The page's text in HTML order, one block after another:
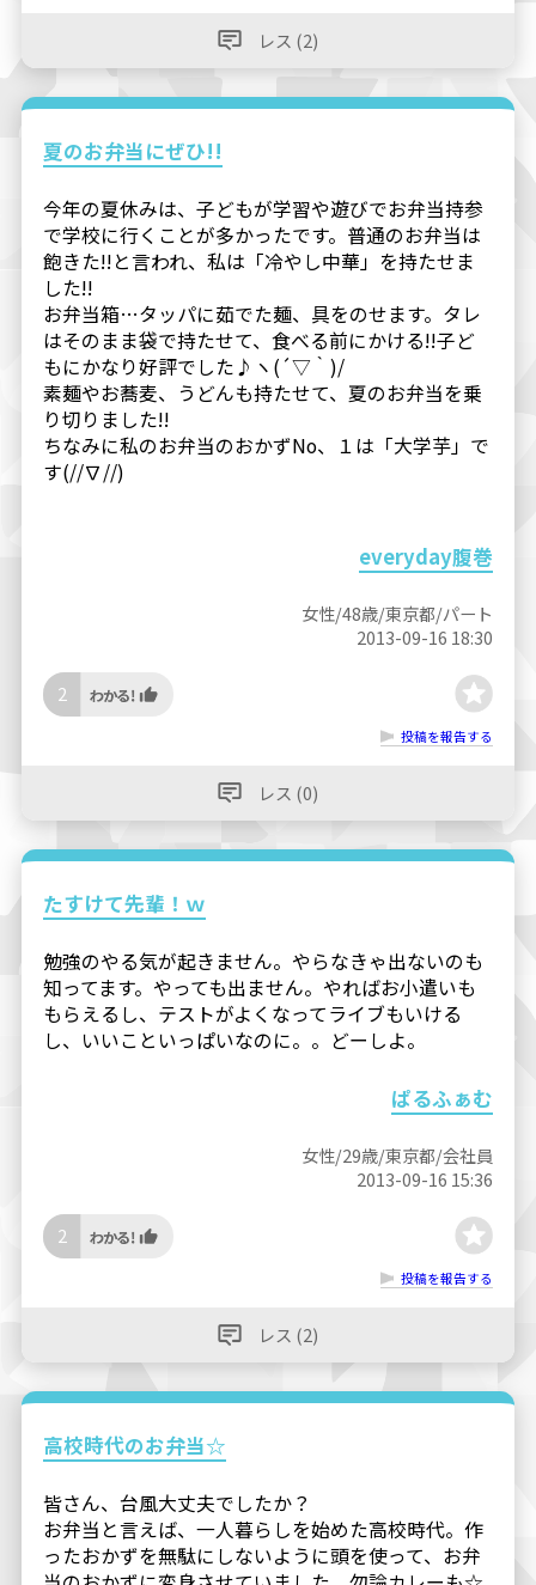
レス (2)
夏のお弁当にぜひ!!
今年の夏休みは、子どもが学習や遊びでお弁当持参
で学校に行くことが多かったです。普通のお弁当は
飽きた!!と言われ、私は「冷やし中華」を持たせま
した!!
お弁当箱…タッパに茹でた麺、具をのせます。タレ
はそのまま袋で持たせて、食べる前にかける!!子ど
もにかなり好評でした♪ヽ(´▽｀)/
素麺やお蕎麦、うどんも持たせて、夏のお弁当を乗
り切りました!!
ちなみに私のお弁当のおかずNo、１は「大学芋」で
す(//∇//)
everyday腹巻
女性/48歳/東京都/パート
2013-09-16 18:30
2
投稿を報告する
レス (0)
たすけて先輩！ｗ
勉強のやる気が起きません。やらなきゃ出ないのも
知ってます。やっても出ません。やればお小遣いも
もらえるし、テストがよくなってライブもいける
し、いいこといっぱいなのに。。どーしよ。
ぱるふぁむ
女性/29歳/東京都/会社員
2013-09-16 15:36
2
投稿を報告する
レス (2)
高校時代のお弁当☆
皆さん、台風大丈夫でしたか？
お弁当と言えば、一人暮らしを始めた高校時代。作
ったおかずを無駄にしないように頭を使って、お弁